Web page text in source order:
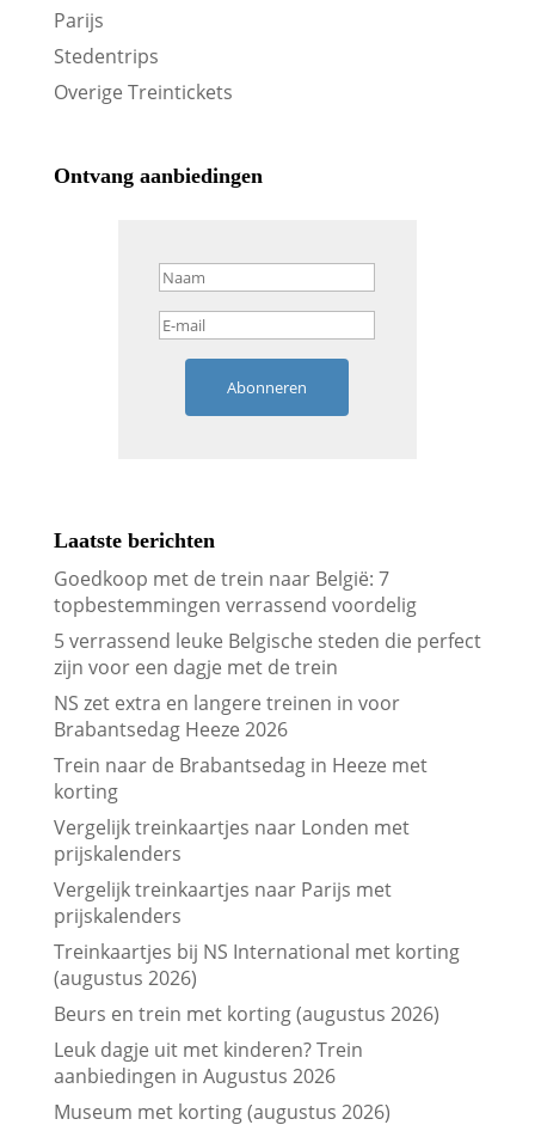
Parijs
Stedentrips
Overige Treintickets
Ontvang aanbiedingen
Abonneren
Laatste berichten
Goedkoop met de trein naar België: 7
topbestemmingen verrassend voordelig
5 verrassend leuke Belgische steden die perfect
zijn voor een dagje met de trein
NS zet extra en langere treinen in voor
Brabantsedag Heeze 2026
Trein naar de Brabantsedag in Heeze met
korting
Vergelijk treinkaartjes naar Londen met
prijskalenders
Vergelijk treinkaartjes naar Parijs met
prijskalenders
Treinkaartjes bij NS International met korting
(augustus 2026)
Beurs en trein met korting (augustus 2026)
Leuk dagje uit met kinderen? Trein
aanbiedingen in Augustus 2026
Museum met korting (augustus 2026)